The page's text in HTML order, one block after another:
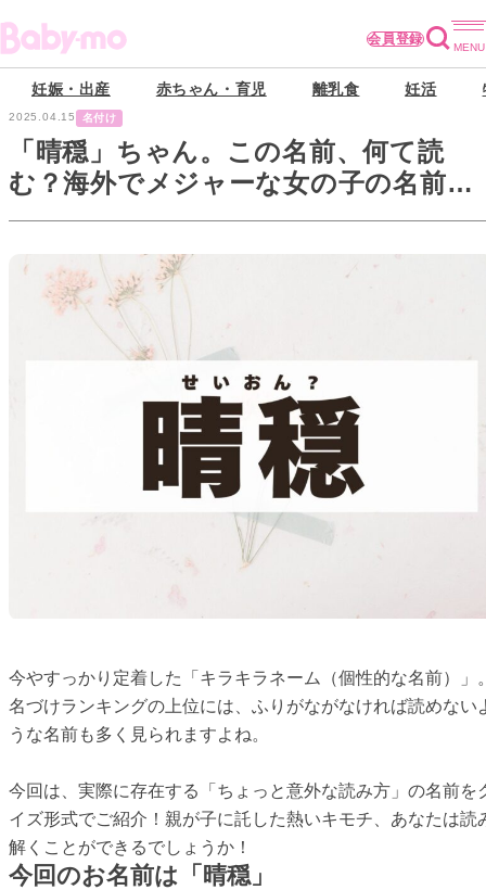
会員登録
妊娠・出産 赤ちゃん・育児 離乳食 妊活
2025.04.15 名付け
「晴穏」ちゃん。この名前、何て読
む？海外でメジャーな女の子の名前で
す！
今やすっかり定着した「キラキラネーム（個性的な名前）」
名づけランキングの上位には、ふりがながなければ読めない
うな名前も多く見られますよね。
今回は、実際に存在する「ちょっと意外な読み方」の名前を
イズ形式でご紹介！親が子に託した熱いキモチ、あなたは読
解くことができるでしょうか！
今回のお名前は「晴穏」